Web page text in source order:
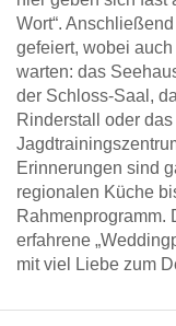
Wort“.
gefeiert, wobei
warten: das
der Schloss-Saal,
Rinderstall oder
Erinnerungen sind
regionalen Küche
Rahmenprogramm.
erfahrene
mit viel Liebe zum